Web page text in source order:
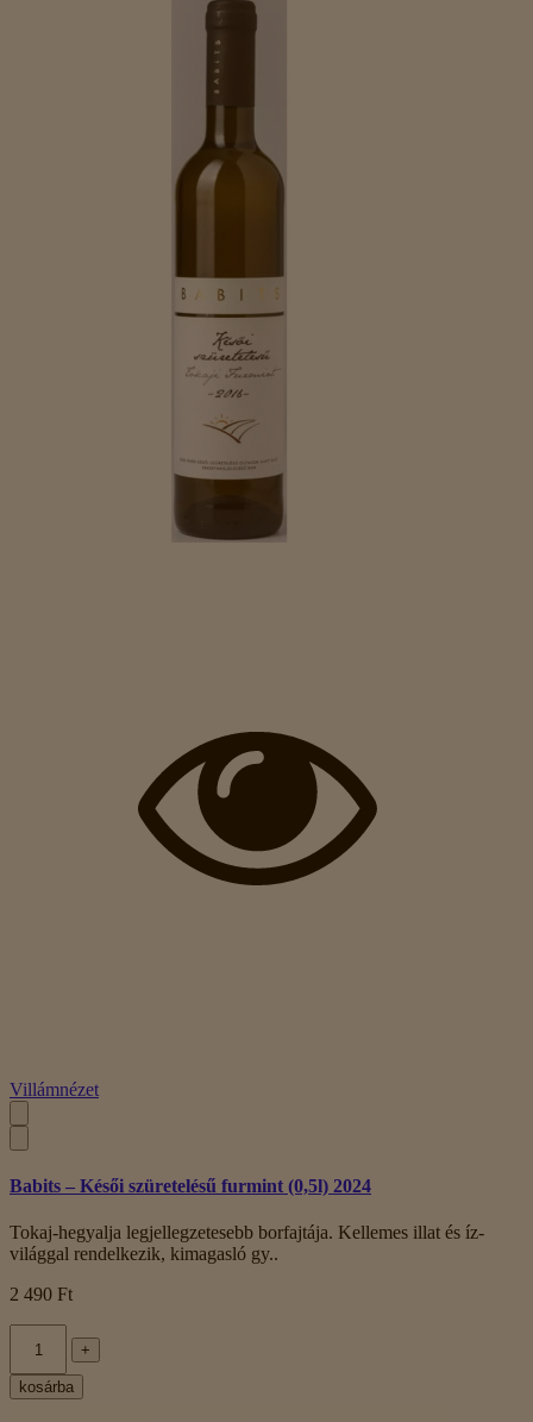
Villámnézet
Babits – Késői szüretelésű furmint (0,5l) 2024
Tokaj-hegyalja legjellegzetesebb borfajtája. Kellemes illat és íz-
világgal rendelkezik, kimagasló gy..
2 490 Ft
+
kosárba